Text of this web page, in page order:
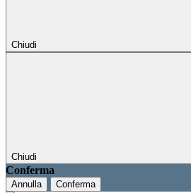
Chiudi
Chiudi
Conferma
Annulla Conferma